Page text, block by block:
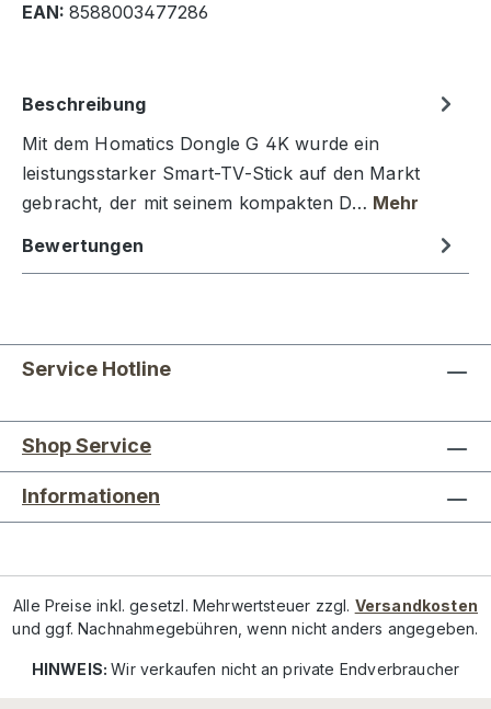
EAN: 8588003477286
Beschreibung
Mit dem Homatics Dongle G 4K wurde ein
leistungsstarker Smart-TV-Stick auf den Markt
gebracht, der mit seinem kompakten D… Mehr
Bewertungen
Service Hotline
Shop Service
Informationen
Alle Preise inkl. gesetzl. Mehrwertsteuer zzgl. Versandkosten
und ggf. Nachnahmegebühren, wenn nicht anders angegeben.
HINWEIS:Wir verkaufen nicht an private Endverbraucher